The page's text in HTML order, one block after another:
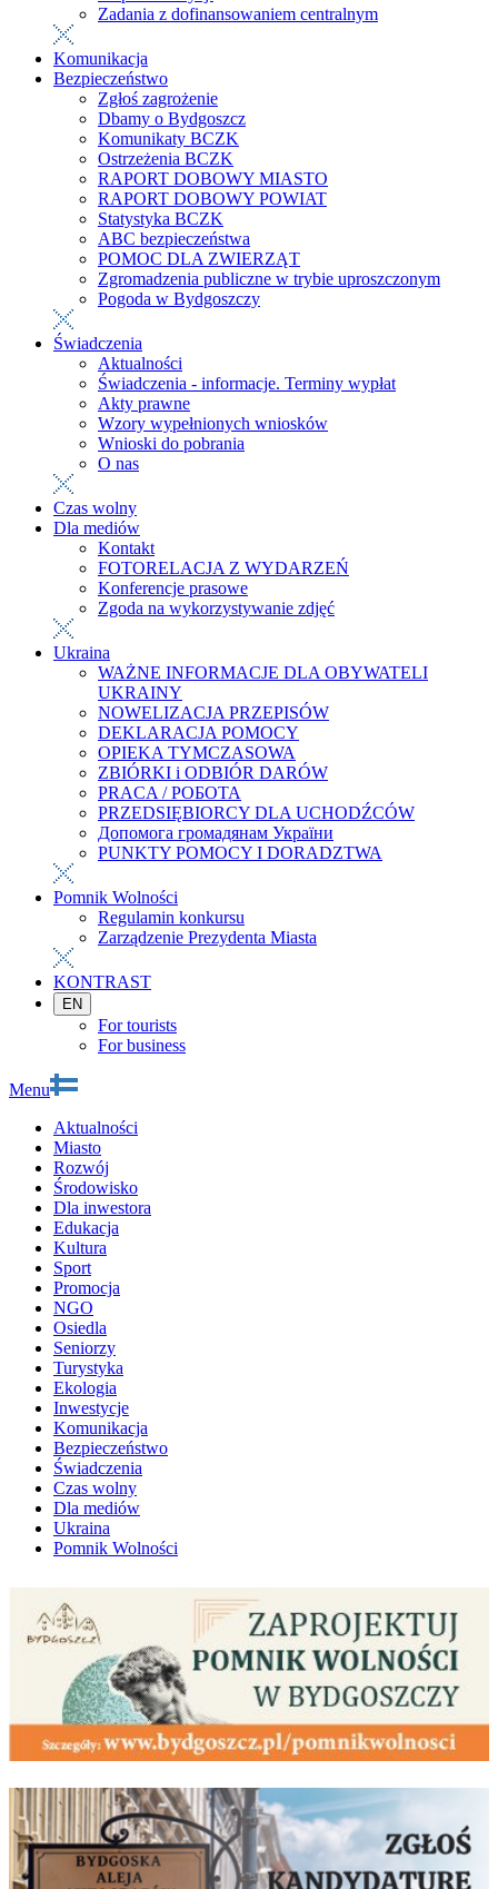
Zadania z dofinansowaniem centralnym
Komunikacja
Bezpieczeństwo
Zgłoś zagrożenie
Dbamy o Bydgoszcz
Komunikaty BCZK
Ostrzeżenia BCZK
RAPORT DOBOWY MIASTO
RAPORT DOBOWY POWIAT
Statystyka BCZK
ABC bezpieczeństwa
POMOC DLA ZWIERZĄT
Zgromadzenia publiczne w trybie uproszczonym
Pogoda w Bydgoszczy
Świadczenia
Aktualności
Świadczenia - informacje. Terminy wypłat
Akty prawne
Wzory wypełnionych wniosków
Wnioski do pobrania
O nas
Czas wolny
Dla mediów
Kontakt
FOTORELACJA Z WYDARZEŃ
Konferencje prasowe
Zgoda na wykorzystywanie zdjęć
Ukraina
WAŻNE INFORMACJE DLA OBYWATELI
UKRAINY
NOWELIZACJA PRZEPISÓW
DEKLARACJA POMOCY
OPIEKA TYMCZASOWA
ZBIÓRKI i ODBIÓR DARÓW
PRACA / РОБОТА
PRZEDSIĘBIORCY DLA UCHODŹCÓW
Допомога громадянам України
PUNKTY POMOCY I DORADZTWA
Pomnik Wolności
Regulamin konkursu
Zarządzenie Prezydenta Miasta
KONTRAST
EN
For tourists
For business
Menu
Aktualności
Miasto
Rozwój
Środowisko
Dla inwestora
Edukacja
Kultura
Sport
Promocja
NGO
Osiedla
Seniorzy
Turystyka
Ekologia
Inwestycje
Komunikacja
Bezpieczeństwo
Świadczenia
Czas wolny
Dla mediów
Ukraina
Pomnik Wolności